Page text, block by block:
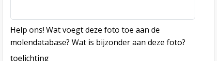
Help ons! Wat voegt deze foto toe aan de
molendatabase? Wat is bijzonder aan deze foto?
toelichting